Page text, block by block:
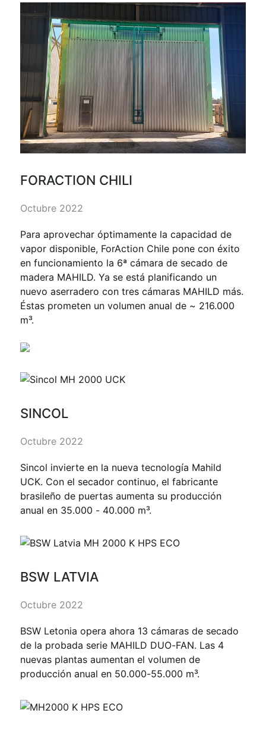
FORACTION CHILI
Octubre 2022
Para aprovechar óptimamente la capacidad de
vapor disponible, ForAction Chile pone con éxito
en funcionamiento la 6ª cámara de secado de
madera MAHILD. Ya se está planificando un
nuevo aserradero con tres cámaras MAHILD más.
Éstas prometen un volumen anual de ~ 216.000
m³.
SINCOL
Octubre 2022
Sincol invierte en la nueva tecnología Mahild
UCK. Con el secador continuo, el fabricante
brasileño de puertas aumenta su producción
anual en 35.000 - 40.000 m³.
BSW LATVIA
Octubre 2022
BSW Letonia opera ahora 13 cámaras de secado
de la probada serie MAHILD DUO-FAN. Las 4
nuevas plantas aumentan el volumen de
producción anual en 50.000-55.000 m³.